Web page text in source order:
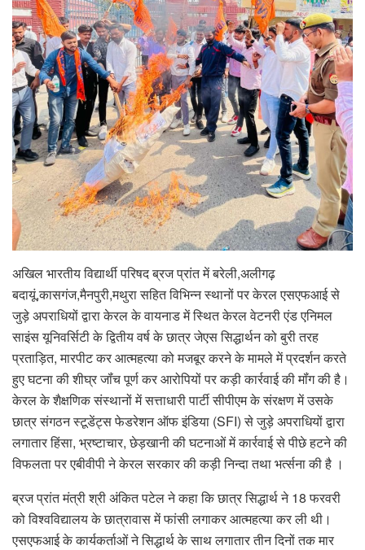
अखिल भारतीय विद्यार्थी परिषद ब्रज प्रांत में बरेली,अलीगढ़
बदायूं,कासगंज,मैनपुरी,मथुरा सहित विभिन्न स्थानों पर केरल एसएफआई से
जुड़े अपराधियों द्वारा केरल के वायनाड में स्थित केरल वेटनरी एंड एनिमल
साइंस यूनिवर्सिटी के द्वितीय वर्ष के छात्र जेएस सिद्धार्थन को बुरी तरह
प्रताड़ित, मारपीट कर आत्महत्या को मजबूर करने के मामले में प्रदर्शन करते
हुए घटना की शीघ्र जॉंच पूर्ण कर आरोपियों पर कड़ी कार्रवाई की मॉंग की है।
केरल के शैक्षणिक संस्थानों में सत्ताधारी पार्टी सीपीएम के संरक्षण में उसके
छात्र संगठन स्टूडेंट्स फेडरेशन ऑफ इंडिया (SFI) से जुड़े अपराधियों द्वारा
लगातार हिंसा, भ्रष्टाचार, छेड़खानी की घटनाओं में कार्रवाई से पीछे हटने की
विफलता पर एबीवीपी ने केरल सरकार की कड़ी निन्दा तथा भर्त्सना की है ।
ब्रज प्रांत मंत्री श्री अंकित पटेल ने कहा कि छात्र सिद्धार्थ ने 18 फरवरी
को विश्वविद्यालय के छात्रावास में फांसी लगाकर आत्महत्या कर ली थी।
एसएफआई के कार्यकर्ताओं ने सिद्धार्थ के साथ लगातार तीन दिनों तक मार